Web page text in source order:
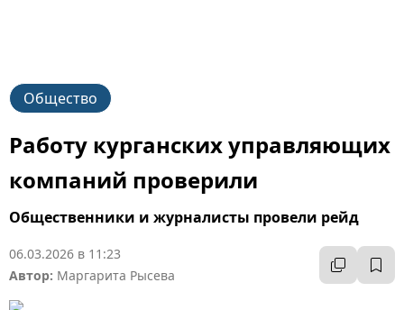
Общество
Работу курганских управляющих
компаний проверили
Общественники и журналисты провели рейд
06.03.2026 в 11:23
Автор: Маргарита Рысева